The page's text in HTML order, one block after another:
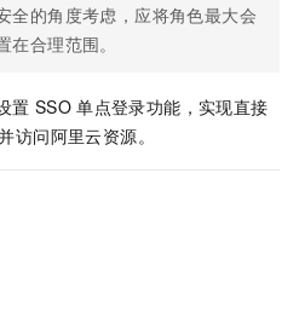
全的角度考虑，应将角色最大会
在合理范围。
置 SSO 单点登录功能，实现直接
访问阿里云资源。